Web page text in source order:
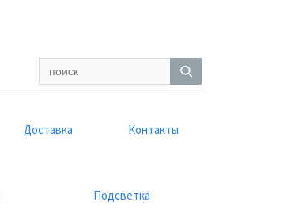
Доставка Контакты
Подсветка